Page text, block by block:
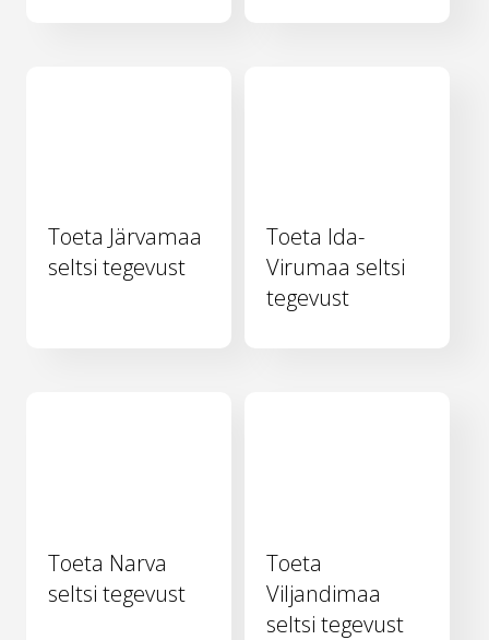
Toeta Järvamaa
seltsi tegevust
Toeta Ida-
Virumaa seltsi
tegevust
Toeta Narva
seltsi tegevust
Toeta
Viljandimaa
seltsi tegevust